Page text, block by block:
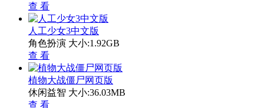
查 看
人工少女3中文版
角色扮演 大小:1.92GB
查 看
植物大战僵尸网页版
休闲益智 大小:36.03MB
查 看